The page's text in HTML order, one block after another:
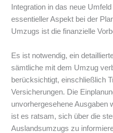
Integration in das neue
essentieller Aspekt bei der
Umzugs ist die finanzielle
Es ist notwendig, ein
sämtliche mit dem Umzug
berücksichtigt, einschließlich
Versicherungen. Die
unvorhergesehene Ausgaben
ist es ratsam, sich über die
Auslandsumzugs zu